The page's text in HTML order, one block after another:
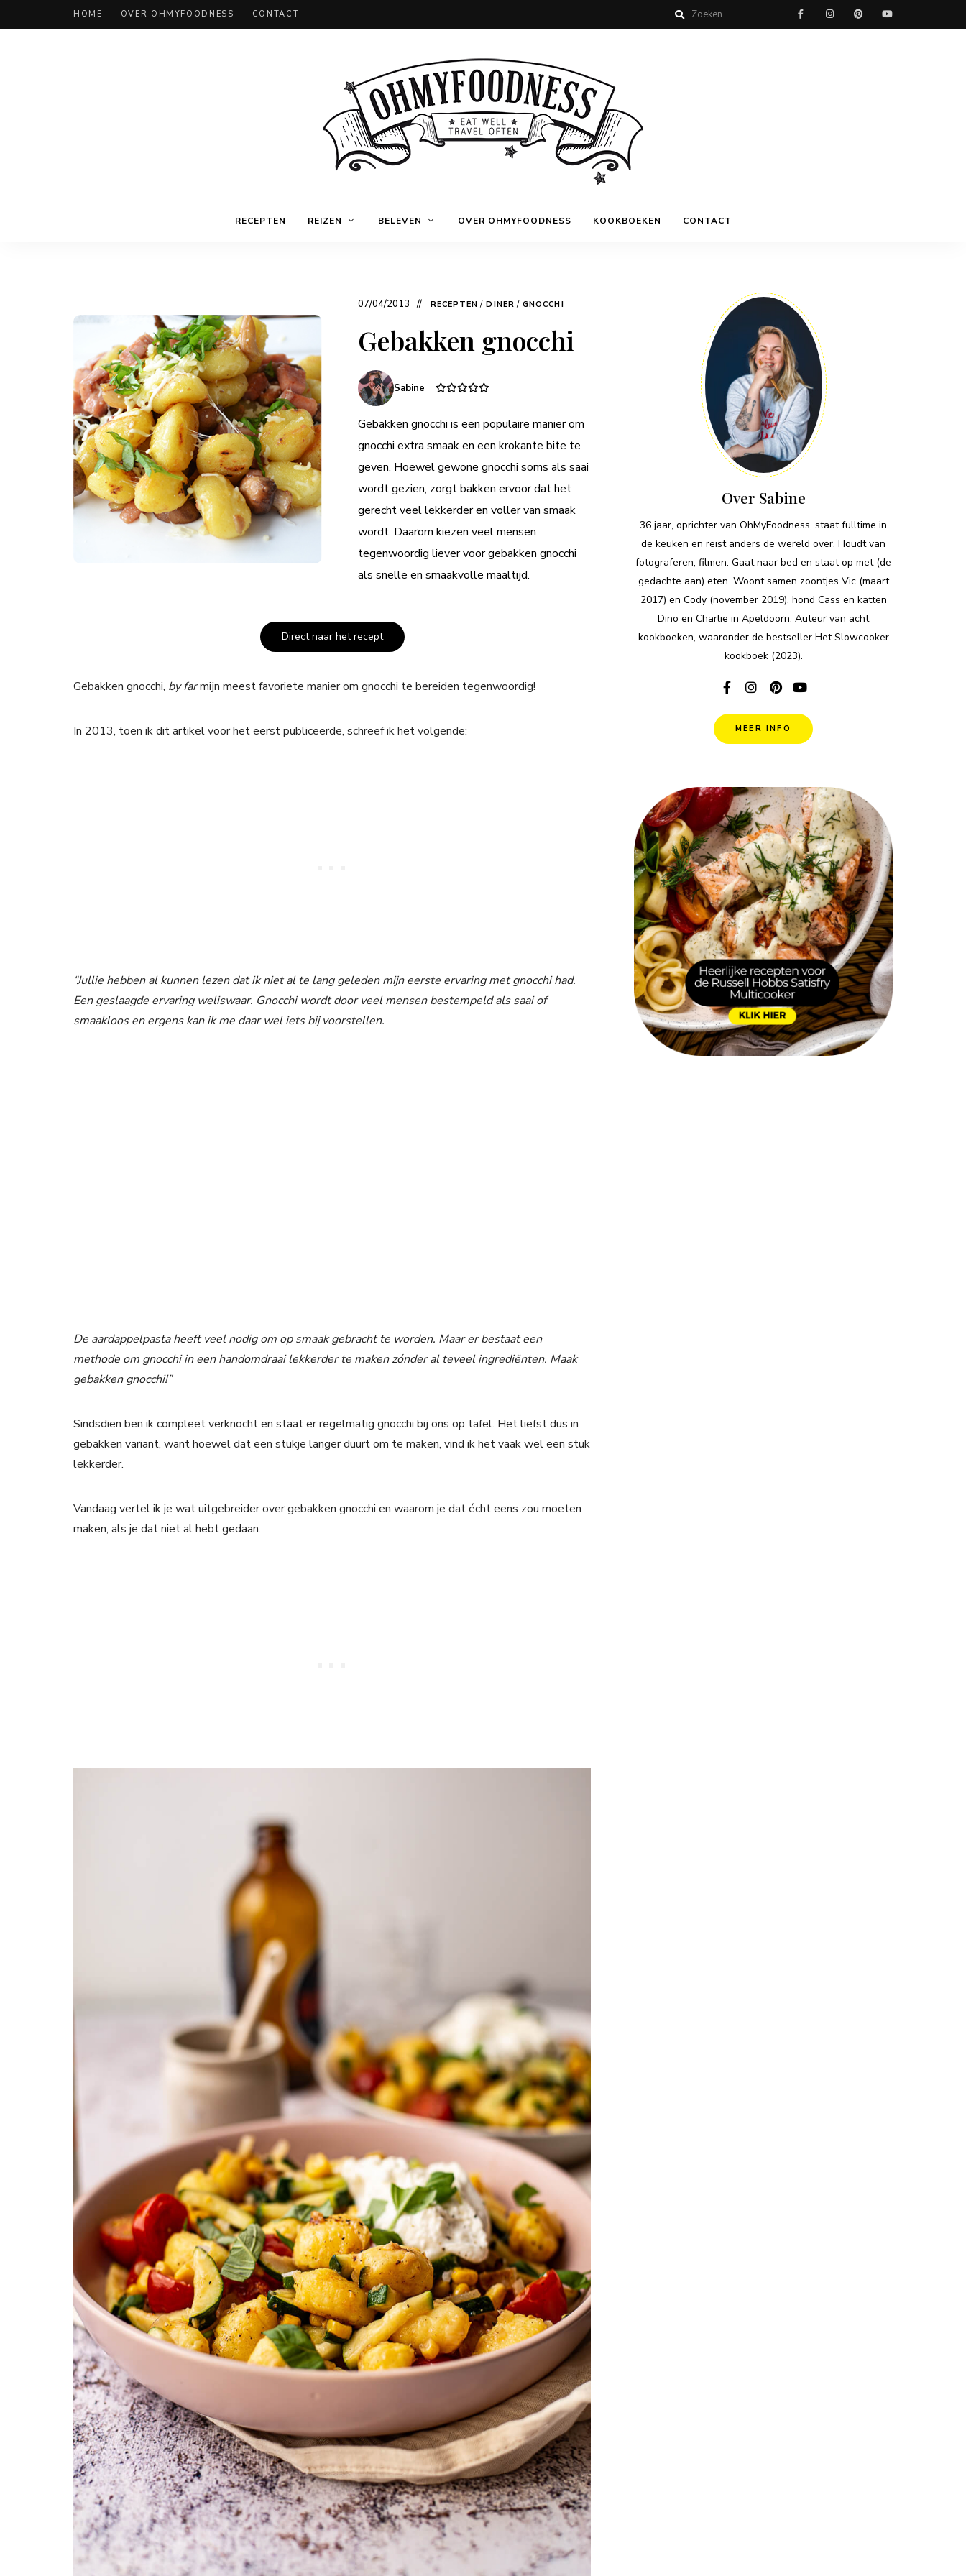
HOME OVER OHMYFOODNESS CONTACT
OhMyFoodness
well
Travel
RECEPTEN REIZEN BELEVEN OVER OHMYFOODNESS KOOKBOEKEN CONTACT
07/04/2013 RECEPTEN / DINER / GNOCCHI
Gebakken gnocchi
Sabine
Gebakken gnocchi is een populaire manier om
gnocchi extra smaak en een krokante bite te
geven. Hoewel gewone gnocchi soms als saai
wordt gezien, zorgt bakken ervoor dat het
gerecht veel lekkerder en voller van smaak
wordt. Daarom kiezen veel mensen
tegenwoordig liever voor gebakken gnocchi
als snelle en smaakvolle maaltijd.
Direct naar het recept
Gebakken gnocchi, by farmijn meest favoriete manier om gnocchi te bereiden tegenwoordig!
In 2013, toen ik dit artikel voor het eerst publiceerde, schreef ik het volgende:
“Jullie hebben al kunnen lezen dat ik niet al te lang geleden mijn eerste ervaring met gnocchi had.
Een geslaagde ervaring weliswaar. Gnocchi wordt door veel mensen bestempeld als saai of
smaakloos en ergens kan ik me daar wel iets bij voorstellen.
De aardappelpasta heeft veel nodig om op smaak gebracht te worden. Maar er bestaat een
methode om gnocchi in een handomdraai lekkerder te maken zónder al teveel ingrediënten. Maak
gebakken gnocchi!”
Sindsdien ben ik compleet verknocht en staat er regelmatig gnocchi bij ons op tafel. Het liefst dus in
gebakken variant, want hoewel dat een stukje langer duurt om te maken, vind ik het vaak wel een stuk
lekkerder.
Vandaag vertel ik je wat uitgebreider over gebakken gnocchi en waarom je dat écht eens zou moeten
maken, als je dat niet al hebt gedaan.
Over Sabine
36 jaar, oprichter van OhMyFoodness, staat fulltime in
de keuken en reist anders de wereld over. Houdt van
fotograferen, filmen. Gaat naar bed en staat op met (de
gedachte aan) eten. Woont samen zoontjes Vic (maart
2017) en Cody (november 2019), hond Cass en katten
Dino en Charlie in Apeldoorn. Auteur van acht
kookboeken, waaronder de bestseller Het Slowcooker
kookboek (2023).
MEER INFO